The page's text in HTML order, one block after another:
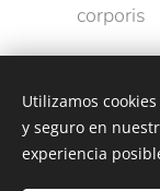
corporis
JM - Julian
Utilizamos
y seguro en
experiencia